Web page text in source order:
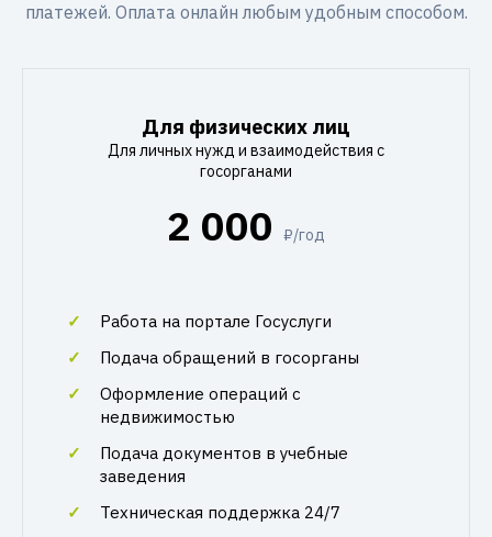
платежей. Оплата онлайн любым удобным способом.
Для физических лиц
Для личных нужд и взаимодействия с
госорганами
2 000 ₽/год
Работа на портале Госуслуги
Подача обращений в госорганы
Оформление операций с
недвижимостью
Подача документов в учебные
заведения
Техническая поддержка 24/7